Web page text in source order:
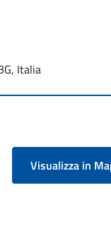
Italia
Visualizza in